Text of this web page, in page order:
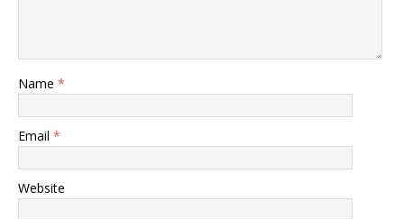
Name *
Email *
Website